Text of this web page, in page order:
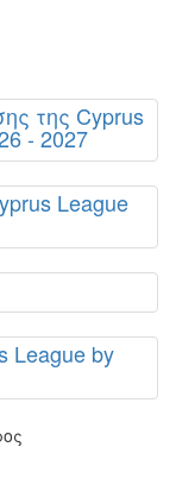
της Cyprus
- 2027
League
League by